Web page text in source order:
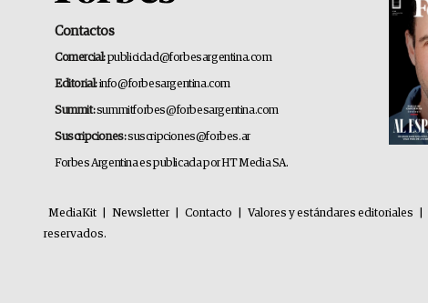
Contactos
Comercial:publicidad@forbesargentina.com
Editorial:info@forbesargentina.com
Summit:summitforbes@forbesargentina.com
Suscripciones:suscripciones@forbes.ar
Forbes Argentina es publicada por HT Media SA.
MediaKit Newsletter Contacto Valores y estándares editoriales
reservados.